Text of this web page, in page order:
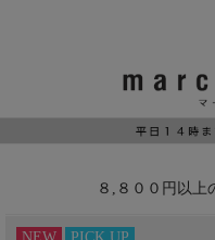
８,８００円以上